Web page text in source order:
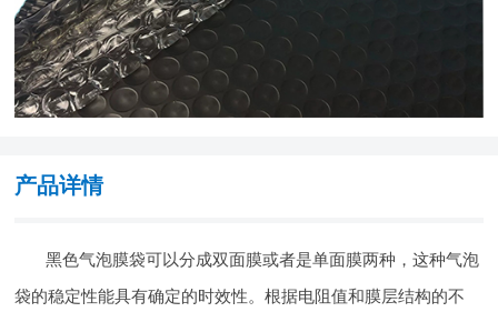
产品详情
黑色气泡膜袋可以分成双面膜或者是单面膜两种，这种气泡
袋的稳定性能具有确定的时效性。根据电阻值和膜层结构的不